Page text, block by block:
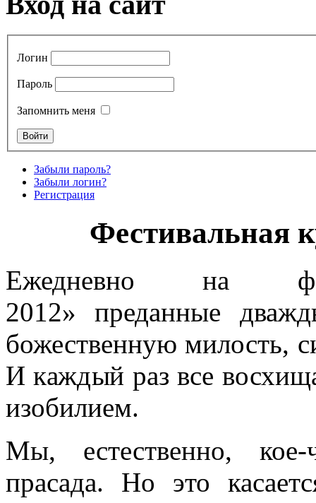
Логин
Пароль
Запомнить меня
Забыли пароль?
Забыли логин?
Регистрация
Фестивальная
Ежедневно на
2012» преданные
божественную милость,
И каждый раз все
изобилием.
Мы, естественно,
прасада. Но это